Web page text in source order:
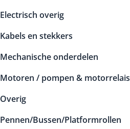
Electrisch overig
Kabels en stekkers
Mechanische onderdelen
Motoren / pompen & motorrelais
Overig
Pennen/Bussen/Platformrollen